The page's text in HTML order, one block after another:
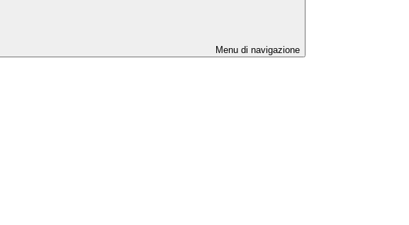
Menu di navigazione